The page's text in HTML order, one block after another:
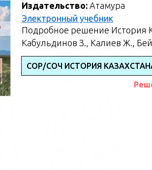
Издательство:Атамура
Электронный учебник
Подробное решение История
Кабульдинов З., Калиев Ж.,
СОР/СОЧ ИСТОРИЯ